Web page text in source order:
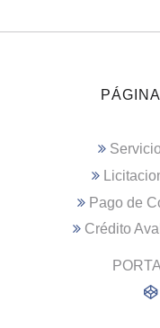
Pago de
Crédito